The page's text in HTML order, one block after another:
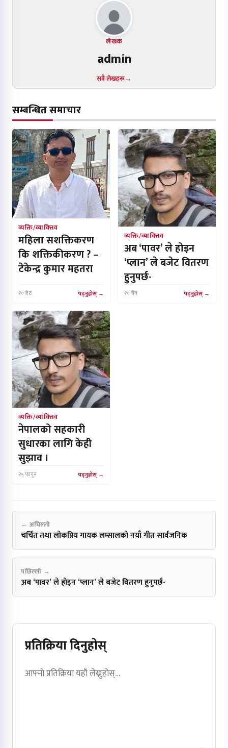
लेखक
admin
सबै लेखहरू
सम्बन्धित समाचार
व्यक्ति/व्याक्त्तिव
महिला सशक्तिकरण
कि शक्तिकीकरण ? –
टेकेन्द्र कुमार महतरा
१० जेठ पढ्नुहोस्
व्यक्ति/व्याक्त्तिव
अब ‘पावर’ ले होइन
‘प्लान’ ले बजेट वितरण
हुनुपर्छ-
१० चैत पढ्नुहोस्
व्यक्ति/व्याक्त्तिव
नेपालको सहकारी
सुधारका लागि केही
सुझाव ।
२५ फागुन पढ्नुहोस्
← अघिल्लो
चर्चित तथा लोकप्रिय गायक लम्सालको नयाँ गीत सार्वजनिक
पछिल्लो →
अब ‘पावर’ ले होइन ‘प्लान’ ले बजेट वितरण हुनुपर्छ-
प्रतिक्रिया दिनुहोस्